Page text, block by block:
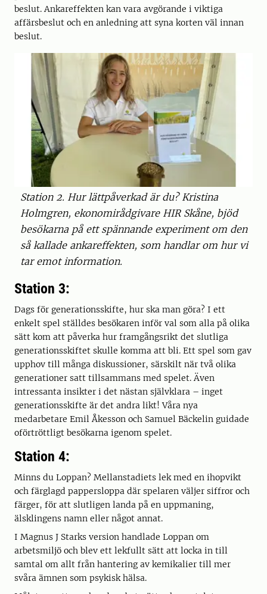
beslut. Ankareffekten kan vara avgörande i viktiga
affärsbeslut och en anledning att syna korten väl innan
beslut.
Station 2. Hur lättpåverkad är du? Kristina
Holmgren, ekonomirådgivare HIR Skåne, bjöd
besökarna på ett spännande experiment om den
så kallade ankareffekten, som handlar om hur vi
tar emot information.
Station 3:
Dags för generationsskifte, hur ska man göra? I ett
enkelt spel ställdes besökaren inför val som alla på olika
sätt kom att påverka hur framgångsrikt det slutliga
generationsskiftet skulle komma att bli. Ett spel som gav
upphov till många diskussioner, särskilt när två olika
generationer satt tillsammans med spelet. Även
intressanta insikter i det nästan självklara – inget
generationsskifte är det andra likt! Våra nya
medarbetare Emil Åkesson och Samuel Bäckelin guidade
oförtröttligt besökarna igenom spelet.
Station 4:
Minns du Loppan? Mellanstadiets lek med en ihopvikt
och färglagd pappersloppa där spelaren väljer siffror och
färger, för att slutligen landa på en uppmaning,
älsklingens namn eller något annat.
I Magnus J Starks version handlade Loppan om
arbetsmiljö och blev ett lekfullt sätt att locka in till
samtal om allt från hantering av kemikalier till mer
svåra ämnen som psykisk hälsa.